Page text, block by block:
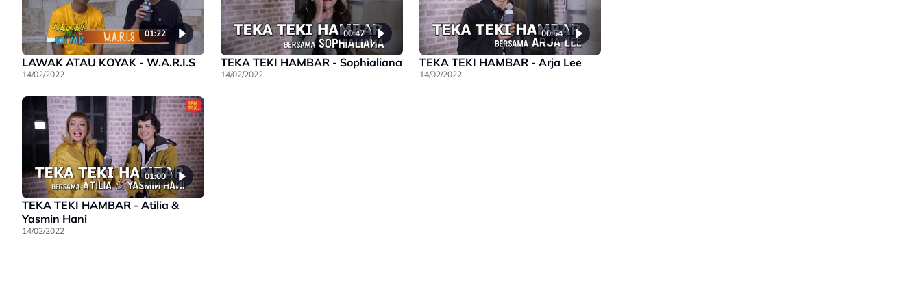
01:22
LAWAK ATAU KOYAK - W.A.R.I.S
14/02/2022
00:47
TEKA TEKI HAMBAR - Sophialiana
14/02/2022
00:54
TEKA TEKI HAMBAR - Arja Lee
14/02/2022
01:00
TEKA TEKI HAMBAR - Atilia &
Yasmin Hani
14/02/2022